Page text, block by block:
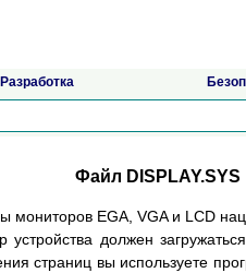
Разработка
Файл DISPLAY.SYS
мониторов EGA, VGA и LCD
должен
страниц вы используете